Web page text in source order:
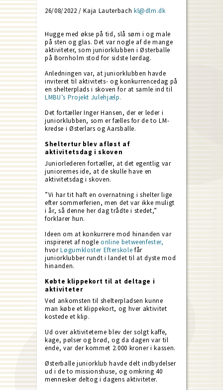
26/08/2022 / Kaja Lauterbach kl@dlm.dk
Hugge med økse på tid, slå søm i og male
på sten og glas. Det var nogle af de mange
aktiviteter, som juniorklubben i Østerballe
på Bornholm stod for sidste lørdag.
Anledningen var, at juniorklubben havde
inviteret til aktivitets- og konkurrencedag på
en shelterplads i skoven for at samle ind til
LMBU’s Projekt Julehjælp.
Det fortæller Inger Hansen, der er leder i
juniorklubben, som er fælles for de to LM-
kredse i Østerlars og Aarsballe.
Sheltertur blev afløst af
aktivitetsdag i skoven
Juniorlederen fortæller, at det egentlig var
juniorernes ide, at de skulle have en
aktivitetsdag i skoven.
”Vi har tit haft en overnatning i shelter lige
efter sommerferien, men det var ikke muligt
i år, så denne her dag trådte i stedet,”
forklarer hun.
Ideen om at konkurrere mod hinanden var
inspireret af nogleonline betweenfester,
hvorLøgumkloster Efterskole får
juniorklubber rundt i landet til at dyste mod
hinanden.
Købte klippekort til at deltage i
aktiviteter
Ved ankomsten til shelterpladsen kunne
man købe et klippekort, og hver aktivitet
kostede et klip.
Ud over aktiviteterne blev der solgt kaffe,
kage, pølser og brød, og da dagen var til
ende, var der kommet 2.000 kroner i kassen.
Østerballe juniorklub havde delt indbydelser
ud i de to missionshuse, og omkring 40
mennesker deltog i dagens aktiviteter.